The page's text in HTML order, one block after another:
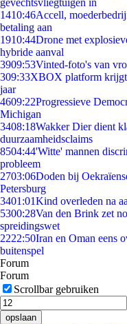
gevechtsvliegtuigen in
1410:46Accell,
betaling aan
1910:44Drone met
hybride aanval
3909:53Vinted-foto's van
309:33XBOX platform krijgt
jaar
4609:22Progressieve
Michigan
3408:18Wakker Dier dient
duurzaamheidsclaims
8504:44'Witte' mannen
probleem
2703:06Doden bij
Petersburg
3401:01Kind overleden na
5300:28Van den Brink zet
spreidingswet
2222:50Iran en Oman eens
buitenspel
Forum
Forum
Scrollbar gebruiken
opslaan